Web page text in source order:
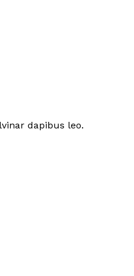
dapibus leo.